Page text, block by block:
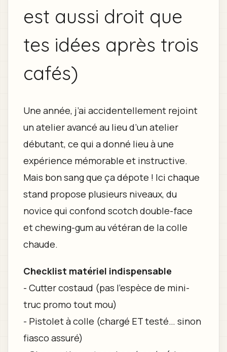
est aussi droit que
tes idées après trois
cafés)
Une année, j’ai accidentellement rejoint
un atelier avancé au lieu d’un atelier
débutant, ce qui a donné lieu à une
expérience mémorable et instructive.
Mais bon sang que ça dépote ! Ici chaque
stand propose plusieurs niveaux, du
novice qui confond scotch double-face
et chewing-gum au vétéran de la colle
chaude.
Checklist matériel indispensable
- Cutter costaud (pas l’espèce de mini-
truc promo tout mou)
- Pistolet à colle (chargé ET testé… sinon
fiasco assuré)